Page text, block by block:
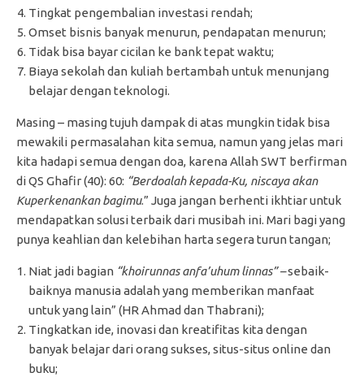
Tingkat pengembalian investasi rendah;
Omset bisnis banyak menurun, pendapatan menurun;
Tidak bisa bayar cicilan ke bank tepat waktu;
Biaya sekolah dan kuliah bertambah untuk menunjang
belajar dengan teknologi.
Masing – masing tujuh dampak di atas mungkin tidak bisa
mewakili permasalahan kita semua, namun yang jelas mari
kita hadapi semua dengan doa, karena Allah SWT berfirman
di QS Ghafir (40): 60: “Berdoalah kepada-Ku, niscaya akan
Kuperkenankan bagimu.” Juga jangan berhenti ikhtiar untuk
mendapatkan solusi terbaik dari musibah ini. Mari bagi yang
punya keahlian dan kelebihan harta segera turun tangan;
Niat jadi bagian “khoirunnas anfa’uhum linnas” –sebaik-
baiknya manusia adalah yang memberikan manfaat
untuk yang lain” (HR Ahmad dan Thabrani);
Tingkatkan ide, inovasi dan kreatifitas kita dengan
banyak belajar dari orang sukses, situs-situs online dan
buku;